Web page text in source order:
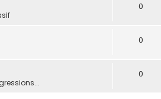
0
0
0